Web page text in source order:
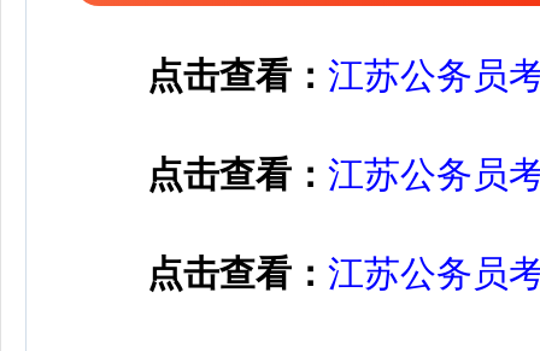
点击查看： 江苏公务员
点击查看： 江苏公务员
点击查看： 江苏公务员